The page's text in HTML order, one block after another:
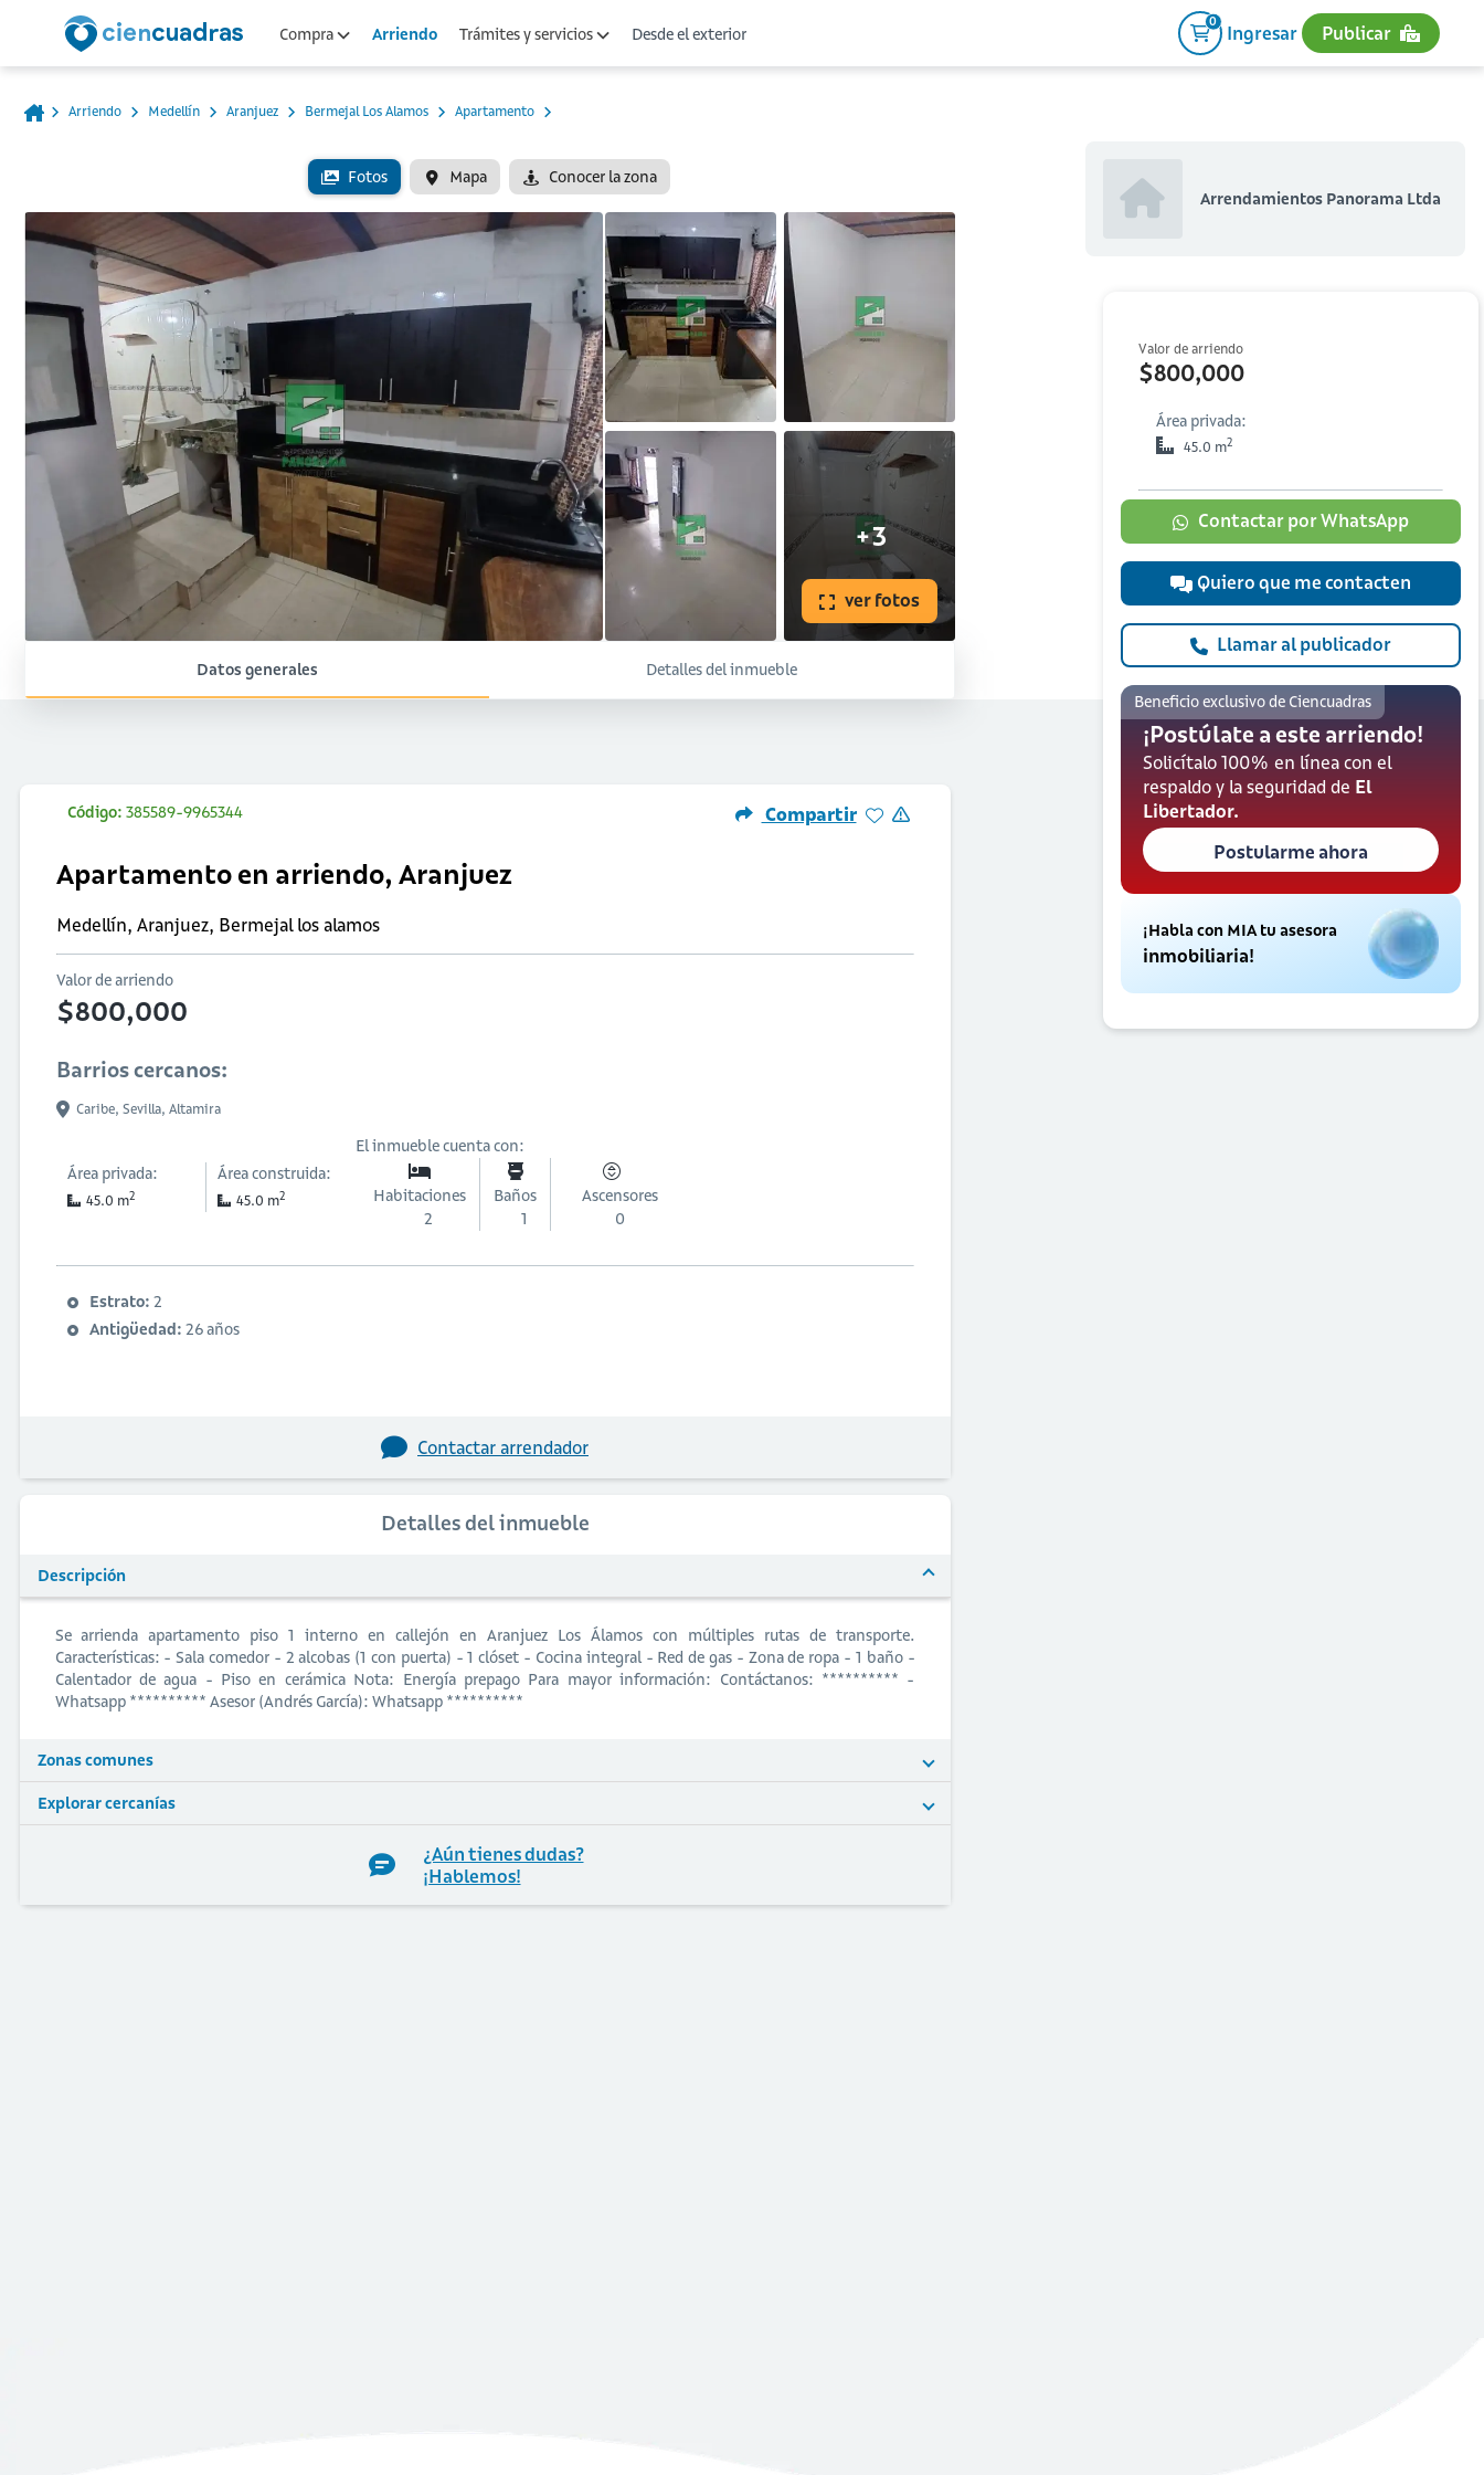
Compra Arriendo Trámites y servicios Desde el exterior
0
Ingresar Publicar
Arriendo Medellín Aranjuez Bermejal Los Alamos Apartamento
Fotos Mapa Conocer la zona
+3
ver fotos
Arrendamientos Panorama Ltda
Valor de arriendo
$800,000
Área privada:
45.0 m2
Contactar por WhatsApp
Quiero que me contacten
Llamar al publicador
Beneficio exclusivo de Ciencuadras
¡Postúlate a este arriendo!
Solicítalo 100% en línea con el
respaldo y la seguridad de El
Libertador.
Postularme ahora
¡Habla con MIA tu asesora
inmobiliaria!
Datos generales Detalles del inmueble
Código: 385589-9965344 Compartir
Apartamento en arriendo, Aranjuez
Medellín, Aranjuez, Bermejal los alamos
Valor de arriendo
$800,000
Barrios cercanos:
Caribe, Sevilla, Altamira
Área privada:
45.0 m2
Área construida:
45.0 m2
El inmueble cuenta con:
Habitaciones
2
Baños
1
Ascensores
0
Estrato: 2
Antigüedad: 26 años
Contactar arrendador
Detalles del inmueble
Descripción
Se arrienda apartamento piso 1 interno en callejón en Aranjuez Los Álamos con múltiples rutas de transporte.
Características: - Sala comedor - 2 alcobas (1 con puerta) - 1 clóset - Cocina integral - Red de gas - Zona de ropa - 1 baño -
Calentador de agua - Piso en cerámica Nota: Energía prepago Para mayor información: Contáctanos: ********** -
Whatsapp ********** Asesor (Andrés García): Whatsapp **********
Zonas comunes
Explorar cercanías
¿Aún tienes dudas?
¡Hablemos!